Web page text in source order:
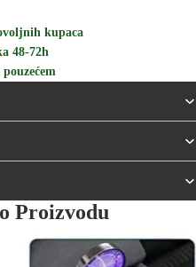
kupaca
48-72h
Proizvodu